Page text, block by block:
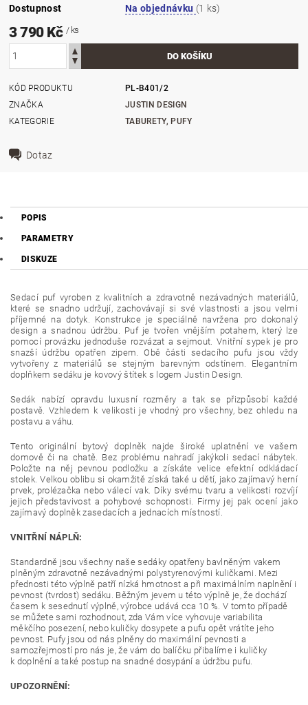
Dostupnost Na objednávku (1 ks)
3 790 Kč / ks
KÓD PRODUKTU
PL-B401/2
ZNAČKA
JUSTIN DESIGN
KATEGORIE
TABURETY, PUFY
Dotaz
POPIS
PARAMETRY
DISKUZE
Sedací puf vyroben z kvalitních a zdravotně nezávadných materiálů,
které se snadno udržují, zachovávají si své vlastnosti a jsou velmi
příjemné na dotyk. Konstrukce je speciálně navržena pro dokonalý
design a snadnou údržbu. Puf je tvořen vnějším potahem, který lze
pomocí provázku jednoduše rozvázat a sejmout. Vnitřní sypek je pro
snazší údržbu opatřen zipem. Obě části sedacího pufu jsou vždy
vytvořeny z materiálů se stejným barevným odstínem. Elegantním
doplňkem sedáku je kovový štítek s logem Justin Design.
Sedák nabízí opravdu luxusní rozměry a tak se přizpůsobí každé
postavě. Vzhledem k velikosti je vhodný pro všechny, bez ohledu na
postavu a váhu.
Tento originální bytový doplněk najde široké uplatnění ve vašem
domově či na chatě. Bez problému nahradí jakýkoli sedací nábytek.
Položte na něj pevnou podložku a získáte velice efektní odkládací
stolek. Velkou oblibu si okamžitě získá také u dětí, jako zajímavý herní
prvek, prolézačka nebo válecí vak. Díky svému tvaru a velikosti rozvíjí
jejich představivost a pohybové schopnosti. Firmy jej pak ocení jako
zajímavý doplněk zasedacích a jednacích místností.
VNITŘNÍ NÁPLŇ:
Standardně jsou všechny naše sedáky opatřeny bavlněným vakem
plněným zdravotně nezávadnými polystyrenovými kuličkami. Mezi
přednosti této výplně patří nízká hmotnost a při maximálním naplnění i
pevnost (tvrdost) sedáku. Běžným jevem u této výplně je, že dochází
časem k sesednutí výplně, výrobce udává cca 10 %. V tomto případě
se můžete sami rozhodnout, zda Vám více vyhovuje variabilita
měkčího posezení, nebo kuličky dosypete a pufu opět vrátíte jeho
pevnost. Pufy jsou od nás plněny do maximální pevnosti a
samozřejmostí pro nás je, že vám do balíčku přibalíme i kuličky
k doplnění a také postup na snadné dosypání a údržbu pufu.
UPOZORNĚNÍ: